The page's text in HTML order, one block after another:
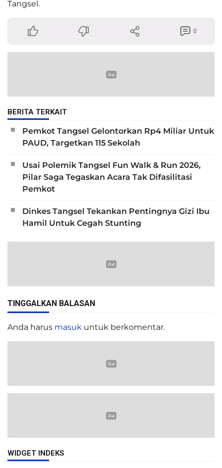
Tangsel.
0
BERITA TERKAIT
Pemkot Tangsel Gelontorkan Rp4 Miliar Untuk
PAUD, Targetkan 115 Sekolah
Usai Polemik Tangsel Fun Walk & Run 2026,
Pilar Saga Tegaskan Acara Tak Difasilitasi
Pemkot
Dinkes Tangsel Tekankan Pentingnya Gizi Ibu
Hamil Untuk Cegah Stunting
TINGGALKAN BALASAN
Anda harus masuk untuk berkomentar.
WIDGET INDEKS